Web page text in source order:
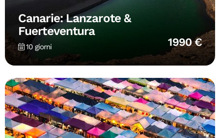
Canarie: Lanzarote &
Fuerteventura
10 giorni 1990 €